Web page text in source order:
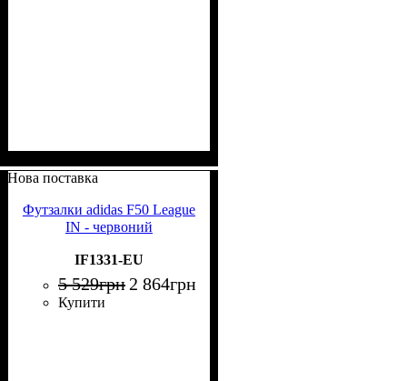
Нова поставка
Футзалки adidas F50 League
IN - червоний
IF1331-EU
5 529грн 2 864грн
Купити